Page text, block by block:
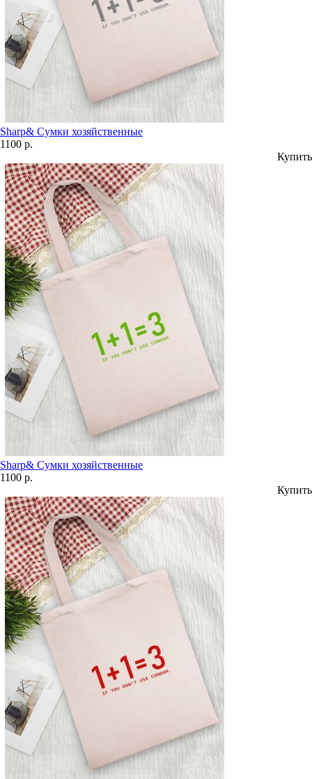
Sharp& Сумки хозяйственные
1100 р.
Купить
Sharp& Сумки хозяйственные
1100 р.
Купить